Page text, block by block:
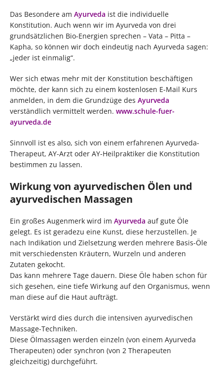
Das Besondere am Ayurveda ist die individuelle
Konstitution. Auch wenn wir im Ayurveda von drei
grundsätzlichen Bio-Energien sprechen – Vata – Pitta –
Kapha, so können wir doch eindeutig nach Ayurveda sagen:
„jeder ist einmalig“.
Wer sich etwas mehr mit der Konstitution beschäftigen
möchte, der kann sich zu einem kostenlosen E-Mail Kurs
anmelden, in dem die Grundzüge des Ayurveda
verständlich vermittelt werden. www.schule-fuer-
ayurveda.de
Sinnvoll ist es also, sich von einem erfahrenen Ayurveda-
Therapeut, AY-Arzt oder AY-Heilpraktiker die Konstitution
bestimmen zu lassen.
Wirkung von ayurvedischen Ölen und
ayurvedischen Massagen
Ein großes Augenmerk wird im Ayurveda auf gute Öle
gelegt. Es ist geradezu eine Kunst, diese herzustellen. Je
nach Indikation und Zielsetzung werden mehrere Basis-Öle
mit verschiedensten Kräutern, Wurzeln und anderen
Zutaten gekocht.
Das kann mehrere Tage dauern. Diese Öle haben schon für
sich gesehen, eine tiefe Wirkung auf den Organismus, wenn
man diese auf die Haut aufträgt.
Verstärkt wird dies durch die intensiven ayurvedischen
Massage-Techniken.
Diese Ölmassagen werden einzeln (von einem Ayurveda
Therapeuten) oder synchron (von 2 Therapeuten
gleichzeitig) durchgeführt.